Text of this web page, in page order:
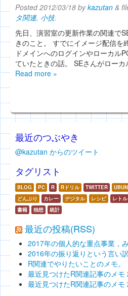
Posted2012/03/18 bykazutan &
タ関連, 小技.
先日、演習室の更新作業の関連で
きのこと。 すでにイメージ配信を
ドメインへのログインやローカル
ていたときの話。 SEさんがロー
Read more »
最近のつぶやき
@kazutan からのツイート
タグリスト
BLOG PC R Rドリル TWITTER
どんぶり
カレー デジタル レシピ レトル
書籍
独想 統計
最近の投稿(RSS)
2017年の個人的な重点事業，
2016年の振り返りという言い
R関連でやりたいことのメモ。
最近見つけたR関連記事のメモ
最近見つけたR関連記事のメモ